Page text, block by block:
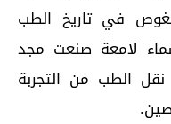
في تاريخ الطب
لامعة صنعت مجد
الطب من التجربة